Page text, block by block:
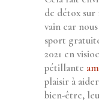
de détox sur
vain car
sport
2021 en
pétillante
plaisir à
bien-être,